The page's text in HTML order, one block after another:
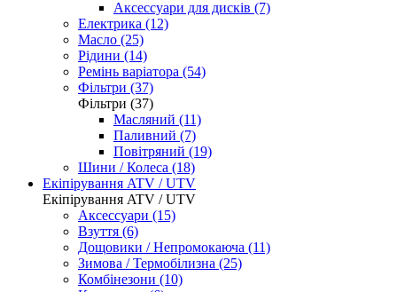
Аксессуари для дисків (7)
Електрика (12)
Масло (25)
Рідини (14)
Ремінь варіатора (54)
Фільтри (37)
Фільтри (37)
Масляний (11)
Паливний (7)
Повітряний (19)
Шини / Колеса (18)
Екіпірування ATV / UTV
Екіпірування ATV / UTV
Аксессуари (15)
Взуття (6)
Дощовики / Непромокаюча (11)
Зимова / Термобілизна (25)
Комбінезони (10)